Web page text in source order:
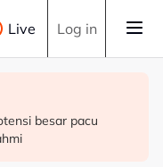
Live Log in
hari inibesar pacu
terima €17 juta